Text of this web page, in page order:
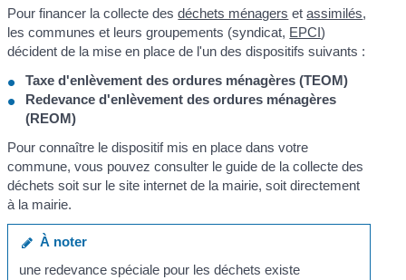
Pour financer la collecte desdéchets ménagers etassimilés,
les communes et leurs groupements (syndicat, EPCI)
décident de la mise en place de l'un des dispositifs suivants :
Taxe d'enlèvement des ordures ménagères (TEOM)
Redevance d'enlèvement des ordures ménagères
(REOM)
Pour connaître le dispositif mis en place dans votre
commune, vous pouvez consulter le guide de la collecte des
déchets soit sur le site internet de la mairie, soit directement
à la mairie.
À noter
une redevance spéciale pour les déchets existe